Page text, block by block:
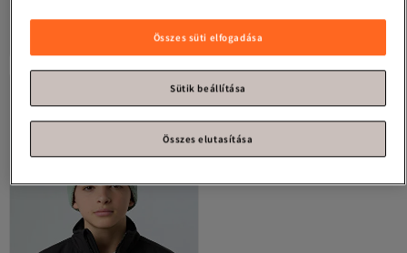
korig
5.0 (12)
éves korig
Ingyenes szállítás
8 631 Ft
Összes süti elfogadása
Sütik beállítása
Összes elutasítása